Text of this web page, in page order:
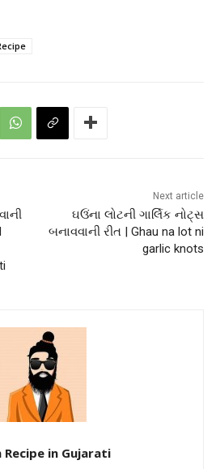
Next article
ઘઉંના લોટની ગાર્લિક નોટ્સ
બનાવવાની રીત | Ghau na lot ni
garlic knots
Recipe in Gujarati